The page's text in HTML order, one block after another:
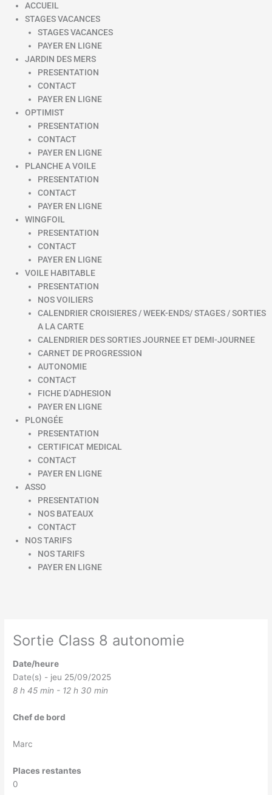
ACCUEIL
STAGES VACANCES
STAGES VACANCES
PAYER EN LIGNE
JARDIN DES MERS
PRESENTATION
CONTACT
PAYER EN LIGNE
OPTIMIST
PRESENTATION
CONTACT
PAYER EN LIGNE
PLANCHE A VOILE
PRESENTATION
CONTACT
PAYER EN LIGNE
WINGFOIL
PRESENTATION
CONTACT
PAYER EN LIGNE
VOILE HABITABLE
PRESENTATION
NOS VOILIERS
CALENDRIER CROISIERES / WEEK-ENDS/ STAGES / SORTIES
A LA CARTE
CALENDRIER DES SORTIES JOURNEE ET DEMI-JOURNEE
CARNET DE PROGRESSION
AUTONOMIE
CONTACT
FICHE D’ADHESION
PAYER EN LIGNE
PLONGÉE
PRESENTATION
CERTIFICAT MEDICAL
CONTACT
PAYER EN LIGNE
ASSO
PRESENTATION
NOS BATEAUX
CONTACT
NOS TARIFS
NOS TARIFS
PAYER EN LIGNE
Sortie Class 8 autonomie
Date/heure
Date(s) - jeu 25/09/2025
8 h 45 min - 12 h 30 min
Chef de bord
Marc
Places restantes
0